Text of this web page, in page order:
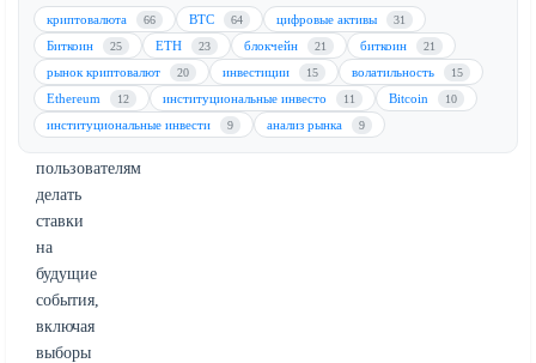
Законодатели
утверждают,
что
эти
платформы,
позволяющие
пользователям
делать
ставки
на
будущие
события,
включая
выборы
криптовалюта 66 BTC 64 цифровые активы 31
Биткоин 25 ETH 23 блокчейн 21 биткоин 21
рынок криптовалют 20 инвестиции 15 волатильность 15
Ethereum 12 институциональные инвесто 11 Bitcoin 10
институциональные инвести 9 анализ рынка 9